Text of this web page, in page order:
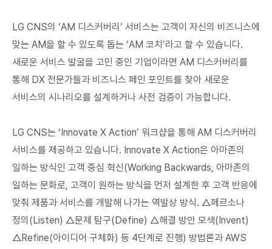
LG CNS의 ‘AM 디스커버리’ 서비스는 고객이 자신의 비즈니스에
맞는 AM을 할 수 있도록 돕는 ‘AM 코치’라고 할 수 있습니다.
새로운 서비스 발굴을 고민 중인 기업이라면 AM 디스커버리를
통해 DX 전문가들과 비즈니스 페인 포인트를 찾아 새로운
서비스의 시나리오를 설계하거나 사전 검증이 가능합니다.
LG CNS는 ‘Innovate X Action’ 워크샵을 통해 AM 디스커버리
서비스를 제공하고 있습니다. Innovate X Action은 아마존의
일하는 방식인 고객 중심 혁신(Working Backwards, 아마존의
일하는 문화로, 고객이 원하는 방식을 먼저 설계한 후 고객 반응에
맞춰 제품과 서비스를 개발해 나가는 역발상 방식. △페르소나
정의(Listen) △문제 탐구(Define) △해결 방안 모색(Invent)
△Refine(아이디어 구체화) 등 4단계로 진행) 방법론과 AWS